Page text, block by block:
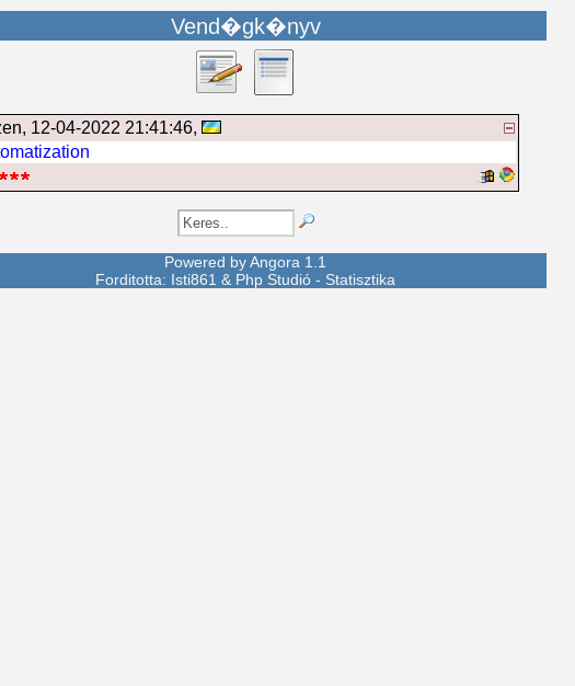
Vend�gk�nyv
, 12-04-2022 21:41:46,
Powered byAngora 1.1
Forditotta: Isti861 & Php Studió - Statisztika